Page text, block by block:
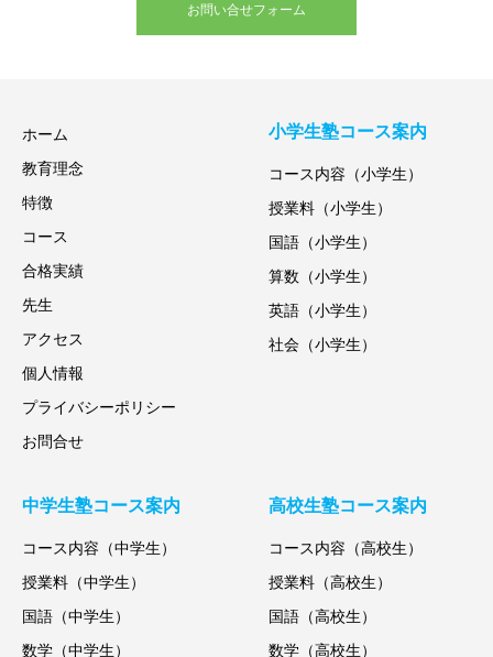
お問い合せフォーム
ホーム
教育理念
特徴
コース
合格実績
先生
アクセス
個人情報
プライバシーポリシー
お問合せ
小学生塾コース案内
コース内容（小学生）
授業料（小学生）
国語（小学生）
算数（小学生）
英語（小学生）
社会（小学生）
中学生塾コース案内
コース内容（中学生）
授業料（中学生）
国語（中学生）
数学（中学生）
高校生塾コース案内
コース内容（高校生）
授業料（高校生）
国語（高校生）
数学（高校生）